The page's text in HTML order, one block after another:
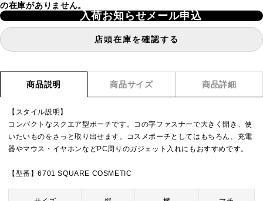
の在庫がありません。
入荷お知らせメール申込
店頭在庫を確認する
商品説明 商品サイズ 商品詳細
【スタイル説明】
コンパクトなスクエア型ポーチです。コの字ファスナーで大きく開き、使
いたいものをさっと取り出せます。コスメポーチとしてはもちろん、充電
器やマウス・イヤホンなどPC周りのガジェット入れにもおすすめです。
【型番】6701 SQUARE COSMETIC